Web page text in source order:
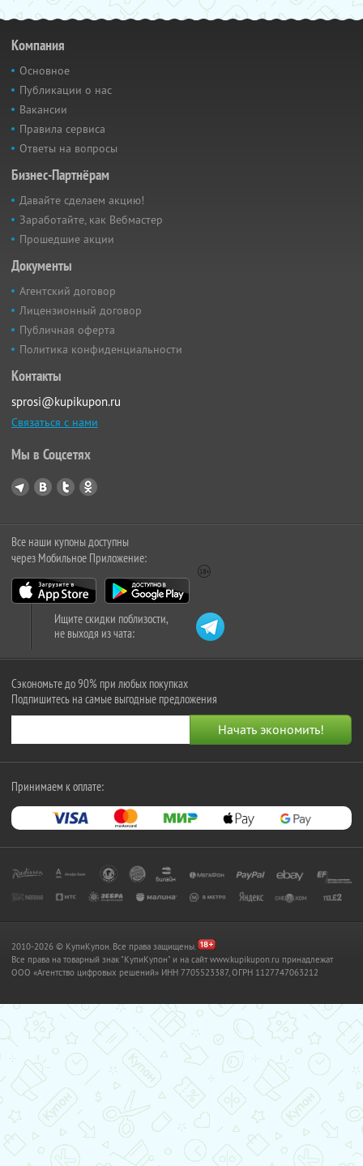
Компания
Основное
Публикации о нас
Вакансии
Правила сервиса
Ответы на вопросы
Бизнес-Партнёрам
Давайте сделаем акцию!
Заработайте, как Вебмастер
Прошедшие акции
Документы
Агентский договор
Лицензионный договор
Публичная оферта
Политика конфиденциальности
Контакты
sprosi@kupikupon.ru
Связаться с нами
Мы в Соцсетях
Все наши купоны доступны
через Мобильное Приложение:
Ищите скидки поблизости,
не выходя из чата:
Сэкономьте до 90% при любых покупках
Подпишитесь на самые выгодные предложения
Принимаем к оплате:
2010-2026 © КупиКупон. Все права защищены.
Все права на товарный знак "КупиКупон" и на сайт www.kupikupon.ru принадлежат
OOO «Агентство цифровых решений» ИНН 7705523387, ОГРН 1127747063212